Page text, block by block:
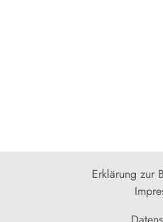
Erklärung zur